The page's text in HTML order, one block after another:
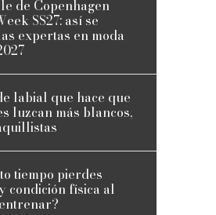
de Copenhagen
SS27: así se
expertas en moda
labial que hace que
luzcan más blancos,
tiempo pierdes
condición física al